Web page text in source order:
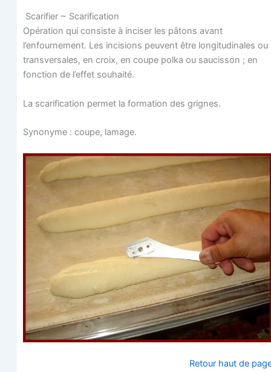
Sca­ri­fier ~ Scarification
Opé­ra­tion qui consiste à inci­ser les pâtons avant
l’enfournement. Les inci­sions peuvent être lon­gi­tu­di­nales ou
trans­ver­sales, en croix, en coupe pol­ka ou sau­cis­son ; en
fonc­tion de l’effet souhaité.
La sca­ri­fi­ca­tion per­met la for­ma­tion des grignes.
Syno­nyme : coupe, lamage.
Retour haut de